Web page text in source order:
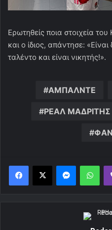
Ερωτηθείς ποια στοιχεία
και ο ίδιος, απάντησε:
ταλέντο και είναι νικητής!».
ΑΜΠΑΛΝΤΕ
ΡΕΑΛ ΜΑΔΡΙΤΗΣ
Messenger